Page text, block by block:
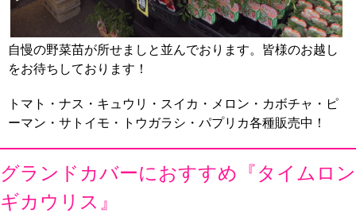
自慢の野菜苗が所せましと並んでおります。皆様のお越し
をお待ちしております！
トマト・ナス・キュウリ・スイカ・メロン・カボチャ・ピ
ーマン・サトイモ・トウガラシ・パプリカ各種販売中！
グランドカバーにおすすめ『タイムロン
ギカウリス』